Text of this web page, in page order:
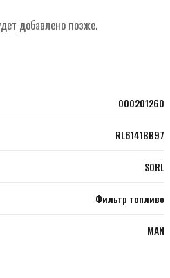
добавлено позже.
000201260
RL6141BB97
SORL
Фильтр топливо
MAN